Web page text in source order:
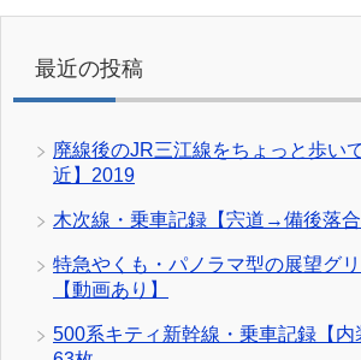
最近の投稿
廃線後のJR三江線をちょっと歩い
近】2019
木次線・乗車記録【宍道→備後落
特急やくも・パノラマ型の展望グ
【動画あり】
500系キティ新幹線・乗車記録【